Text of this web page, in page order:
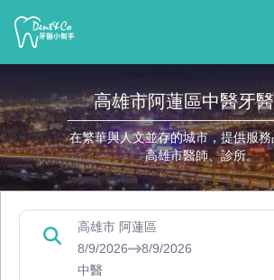
高雄市阿蓮區中醫牙
在繁華與人文並存的城市，提供服
高雄市醫師、診所。
高雄市 阿蓮區
8/9/2026
8/9/2026
中醫